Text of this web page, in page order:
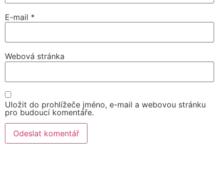
E-mail *
Webová stránka
Uložit do prohlížeče jméno, e-mail a webovou stránku
pro budoucí komentáře.